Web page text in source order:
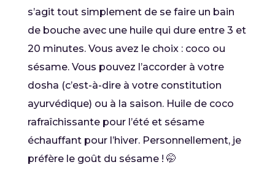
s’agit tout simplement de se faire un bain
de bouche avec une huile qui dure entre 3 et
20 minutes. Vous avez le choix : coco ou
sésame. Vous pouvez l’accorder à votre
dosha (c’est-à-dire à votre constitution
ayurvédique) ou à la saison. Huile de coco
rafraîchissante pour l’été et sésame
échauffant pour l’hiver. Personnellement, je
préfère le goût du sésame ! 🤭